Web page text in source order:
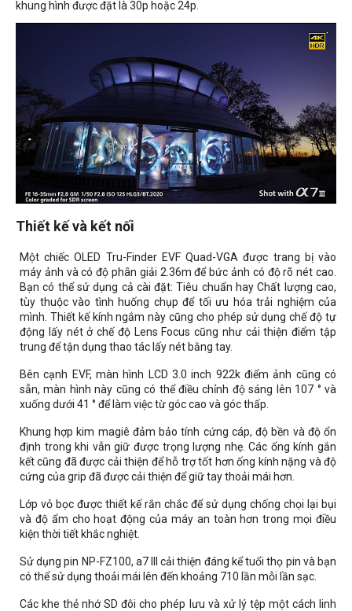
khung hình được đặt là 30p hoặc 24p.
Thiết kế và kết nối
Một chiếc OLED Tru-Finder EVF Quad-VGA được trang bị vào
máy ảnh và có độ phân giải 2.36m để bức ảnh có độ rõ nét cao.
Bạn có thể sử dụng cả cài đặt: Tiêu chuẩn hay Chất lượng cao,
tùy thuộc vào tình huống chụp để tối ưu hóa trải nghiệm của
mình. Thiết kế kính ngắm này cũng cho phép sử dụng chế độ tự
động lấy nét ở chế độ Lens Focus cũng như cải thiện điểm tập
trung để tận dụng thao tác lấy nét bằng tay.
Bên cạnh EVF, màn hình LCD 3.0 inch 922k điểm ảnh cũng có
sẵn, màn hình này cũng có thể điều chỉnh độ sáng lên 107 ° và
xuống dưới 41 ° để làm việc từ góc cao và góc thấp.
Khung hợp kim magiê đảm bảo tính cứng cáp, độ bền và độ ổn
định trong khi vẫn giữ được trọng lượng nhẹ. Các ống kính gắn
kết cũng đã được cải thiện để hỗ trợ tốt hơn ống kính nặng và độ
cứng của grip đã được cải thiện để giữ tay thoải mái hơn.
Lớp vỏ bọc được thiết kế rắn chắc để sử dụng chống chọi lại bụi
và độ ẩm cho hoạt động của máy an toàn hơn trong mọi điều
kiện thời tiết khắc nghiệt.
Sử dụng pin NP-FZ100, a7 III cải thiện đáng kể tuổi thọ pin và bạn
có thể sử dụng thoải mái lên đến khoảng 710 lần mỗi lần sạc.
Các khe thẻ nhớ SD đôi cho phép lưu và xử lý tệp một cách linh